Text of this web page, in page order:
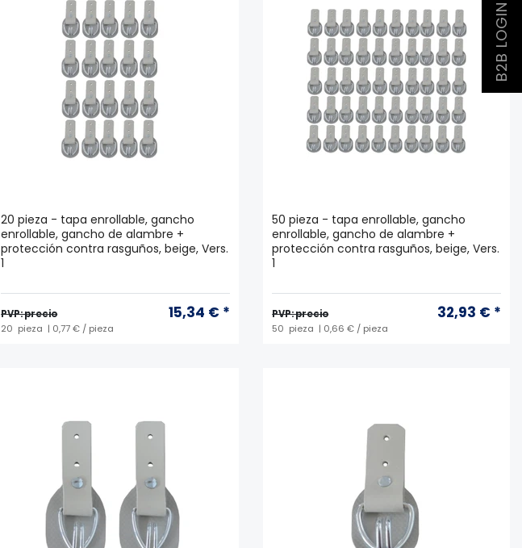
20 pieza - tapa enrollable, gancho
enrollable, gancho de alambre +
protección contra rasguños, beige, Vers.
1
PVP: precio 15,34 € *
20 pieza | 0,77 € / pieza
50 pieza - tapa enrollable, gancho
enrollable, gancho de alambre +
protección contra rasguños, beige, Vers.
1
PVP: precio 32,93 € *
50 pieza | 0,66 € / pieza
B2B LOGIN